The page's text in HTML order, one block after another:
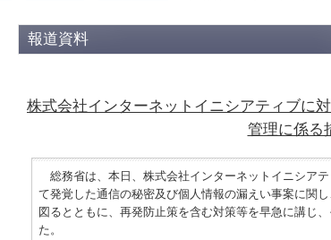
報道資料
株式会社インターネットイニシアティブに
管理に係る
総務省は、本日、株式会社インターネットイニシア
て発覚した通信の秘密及び個人情報の漏えい事案に関
図るとともに、再発防止策を含む対策等を早急に講じ
た。